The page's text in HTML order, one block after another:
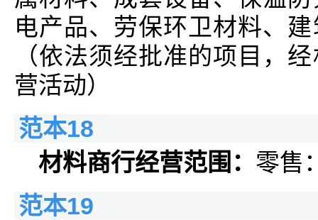
电产品、劳保环卫材料、
（依法须经批准的项目，
营活动）
范本18
材料商行经营范围： 零售
范本19